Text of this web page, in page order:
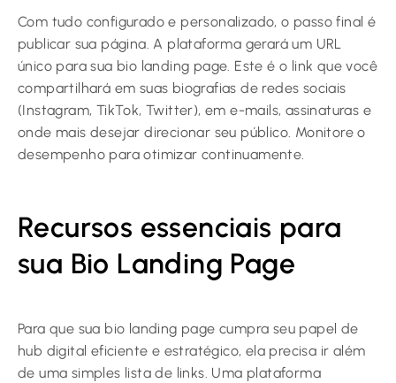
Com tudo configurado e personalizado, o passo final é
publicar sua página. A plataforma gerará um URL
único para sua bio landing page. Este é o link que você
compartilhará em suas biografias de redes sociais
(Instagram, TikTok, Twitter), em e-mails, assinaturas e
onde mais desejar direcionar seu público. Monitore o
desempenho para otimizar continuamente.
Recursos essenciais para
sua Bio Landing Page
Para que sua bio landing page cumpra seu papel de
hub digital eficiente e estratégico, ela precisa ir além
de uma simples lista de links. Uma plataforma